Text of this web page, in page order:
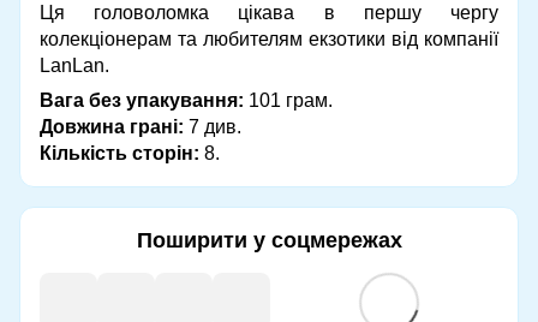
Ця головоломка цікава в першу чергу
колекціонерам та любителям екзотики від компанії
LanLan.
Вага без упакування: 101 грам.
Довжина грані: 7 див.
Кількість сторін: 8.
Поширити у соцмережах